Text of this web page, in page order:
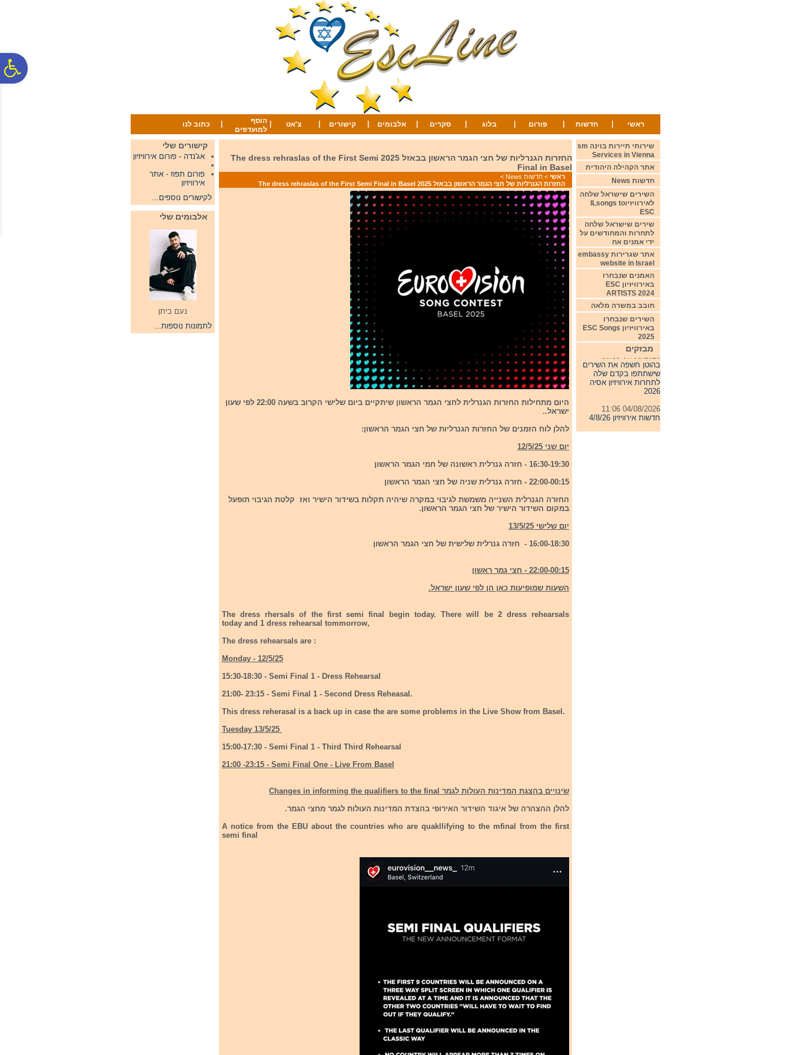
ראשי חדשות פורום בלוג סקרים אלבומים קישורים צ'אט
הוסף
למועדפים
כתוב לנו
קישורים שלי
אג'נדה - פורום אירוויזיון
פורום תפוז - אתר
אירוויזיון
לקישורים נוספים...
אלבומים שלי
נעם ביתן
לתמונות נוספות...
החזרות הגנרליות של חצי הגמר הראשון בבאזל 2025 The dress rehraslas of the First Semi
Final in Basel
ראשי > חדשות News
>
החזרות הגנרליות של חצי הגמר הראשון בבאזל 2025 The dress rehraslas of the First Semi Final in Basel
היום מתחילות החזרות הגנרלית לחצי הגמר הראשון שיתקיים ביום שלישי הקרוב בשעה 22:00 לפי שעון
ישראל..
להלן לוח הזמנים של החזרות הגנרליות של חצי הגמר הראשון:
יום שני 12/5/25
16:30-19:30 - חזרה גנרלית ראשונה של חמי הגמר הראשון
22:00-00:15 - חזרה גנרלית שניה של חצי הגמר הראשון
החזרה הגנרלית השנייה משמשת לגיבוי במקרה שיהיה תקלות בשידור הישיר ואז קלטת הגיבוי תופעל
במקום השידור הישיר של חצי הגמר הראשון.
יום שלישי 13/5/25
16:00-18:30 - חזרה גנרלית שלישית של חצי הגמר הראשון
22:00-00:15 - חצי גמר ראשון
השעות שמופיעות כאן הן לפי שעון ישראל.
The dress rhersals of the first semi final begin today. There will be 2 dress rehearsals
today and 1 dress rehearsal tommorrow,
The dress rehearsals are :
Monday - 12/5/25
15:30-18:30 - Semi Final 1 - Dress Rehearsal
21:00- 23:15 - Semi Final 1 - Second Dress Reheasal.
This dress reherasal is a back up in case the are some problems in the Live Show from Basel.
Tuesday 13/5/25
15:00-17:30 - Semi Final 1 - Third Third Rehearsal
21:00 -23:15 - Semi Final One - Live From Basel
שינויים בהצגת המדינות העולות לגמר Changes in informing the qualifiers to the final
להלן ההצהרה של איגוד השידור האירופי בהצדת המדינות העולות לגמר מחצי הגמר.
A notice from the EBU about the countries who are quakllifying to the mfinal from the first
semi final
שירותי תיירות בוינה sm
Services in Vienna
אתר הקהילה היהודית
חדשות News
השירים שישראל שלחה
לאירוויזיוILsongs to
ESC
שירים שישראל שלחה
לתחרות והמחודשים על
ידי אמנים אח
אתר שגרירות embassy
website in Israel
האמנים שנבחרו
באירוויזיון ESC
ARTISTS 2024
חובב במשרה מלאה
השירים שנבחרו
באירוויזיון ESC Songs
2025
מבזקים
07/08/2026 00:05
בהוטן חשפה את השירים
שישתתפו בקדם שלה
לתחרות אירוויזיון אסיה
2026
חדשות אירוויזיון 4/8/26
31/07/2026 08:54